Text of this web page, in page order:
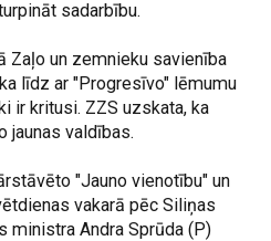
sadarbību.
Zaļo un zemnieku savienība
līdz ar "Progresīvo" lēmumu
ir kritusi. ZZS uzskata, ka
jaunas valdības.
"Jauno vienotību" un
vakarā pēc Siliņas
ministra Andra Sprūda (P)